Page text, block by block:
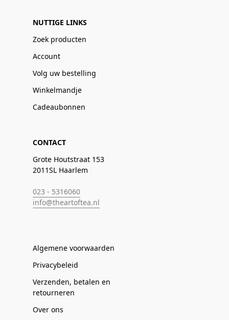
NUTTIGE LINKS
Zoek producten
Account
Volg uw bestelling
Winkelmandje
Cadeaubonnen
CONTACT
Grote Houtstraat 153
2011SL Haarlem
023 - 5316060
info@theartoftea.nl
Algemene voorwaarden
Privacybeleid
Verzenden, betalen en
retourneren
Over ons